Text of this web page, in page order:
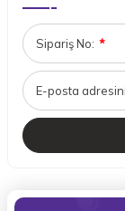
Sipariş No: *
E-posta